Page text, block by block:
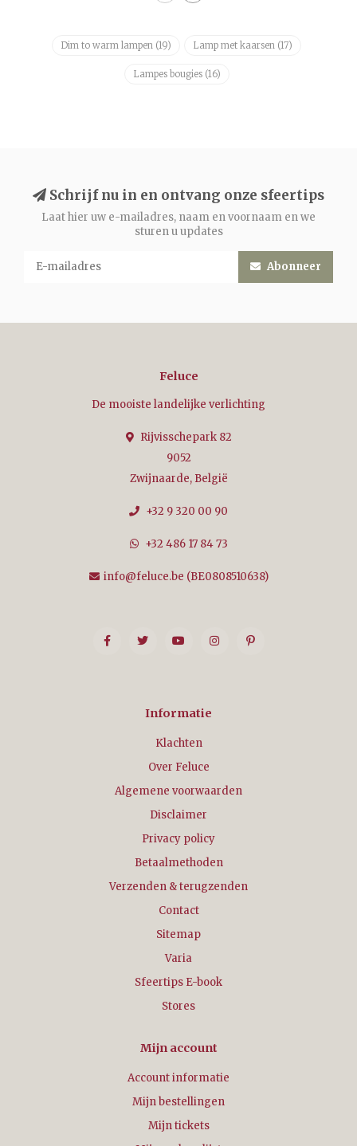
Dim to warm lampen (19) Lamp met kaarsen (17)
Lampes bougies (16)
Schrijf nu in en ontvang onze sfeertips
Laat hier uw e-mailadres, naam en voornaam en we
sturen u updates
Abonneer
Feluce
De mooiste landelijke verlichting
Rijvisschepark 82
9052
Zwijnaarde, België
+32 9 320 00 90
+32 486 17 84 73
info@feluce.be (BE0808510638)
Informatie
Klachten
Over Feluce
Algemene voorwaarden
Disclaimer
Privacy policy
Betaalmethoden
Verzenden & terugzenden
Contact
Sitemap
Varia
Sfeertips E-book
Stores
Mijn account
Account informatie
Mijn bestellingen
Mijn tickets